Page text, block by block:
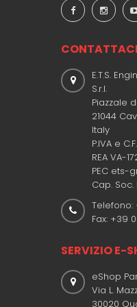
CONTATTACI
E.T.S.
S.r.l.
Piazzale
21044
Italy
P.IVA e
REA VA-
PEC ets-
Cap. Soc.
Telefono:
Fax: +39
SERVIZIO E-
eShop
Via L.
30020